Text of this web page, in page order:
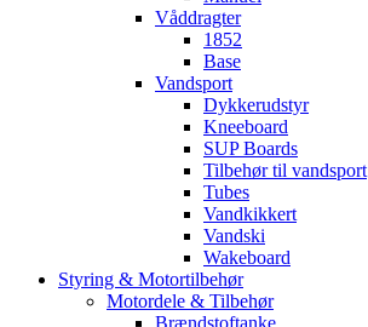
Våddragter
1852
Base
Vandsport
Dykkerudstyr
Kneeboard
SUP Boards
Tilbehør til vandsport
Tubes
Vandkikkert
Vandski
Wakeboard
Styring & Motortilbehør
Motordele & Tilbehør